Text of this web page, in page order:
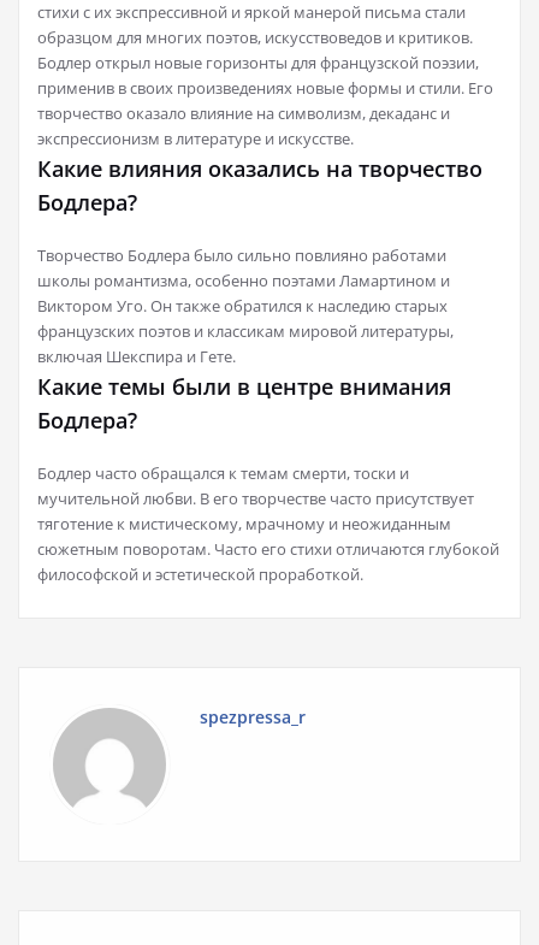
стихи с их экспрессивной и яркой манерой письма стали
образцом для многих поэтов, искусствоведов и критиков.
Бодлер открыл новые горизонты для французской поэзии,
применив в своих произведениях новые формы и стили. Его
творчество оказало влияние на символизм, декаданс и
экспрессионизм в литературе и искусстве.
Какие влияния оказались на творчество
Бодлера?
Творчество Бодлера было сильно повлияно работами
школы романтизма, особенно поэтами Ламартином и
Виктором Уго. Он также обратился к наследию старых
французских поэтов и классикам мировой литературы,
включая Шекспира и Гете.
Какие темы были в центре внимания
Бодлера?
Бодлер часто обращался к темам смерти, тоски и
мучительной любви. В его творчестве часто присутствует
тяготение к мистическому, мрачному и неожиданным
сюжетным поворотам. Часто его стихи отличаются глубокой
философской и эстетической проработкой.
spezpressa_r